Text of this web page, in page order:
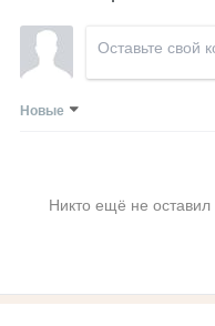
Новые
Никто ещё не